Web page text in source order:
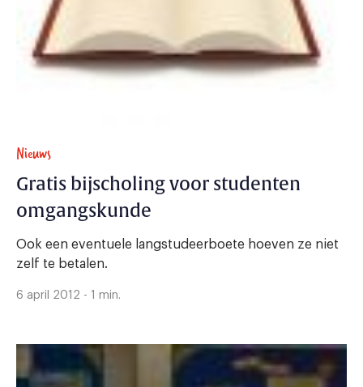
Nieuws
Gratis bijscholing voor studenten
omgangskunde
Ook een eventuele langstudeerboete hoeven ze niet
zelf te betalen.
6 april 2012 - 1 min.